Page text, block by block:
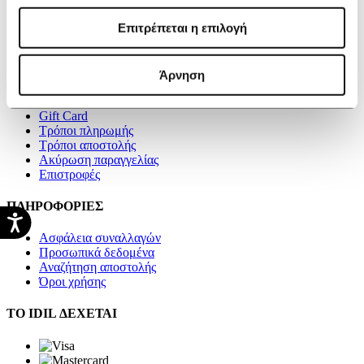
Επιτρέπεται η επιλογή
Άρνηση
Καταστήματα
Επικοινωνία
Gift Card
Τρόποι πληρωμής
Τρόποι αποστολής
Ακύρωση παραγγελίας
Επιστροφές
ΠΛΗΡΟΦΟΡΙΕΣ
Ασφάλεια συναλλαγών
Προσωπικά δεδομένα
Αναζήτηση αποστολής
Όροι χρήσης
ΤΟ IDIL ΔΕΧΕΤΑΙ